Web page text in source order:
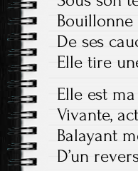
De ses
Elle tire
Elle est
Vivante,
Balayant
D’un